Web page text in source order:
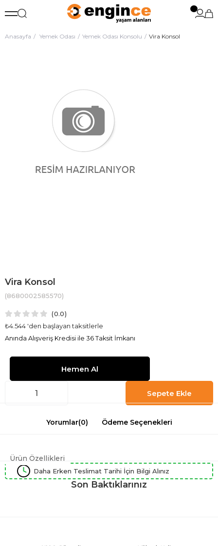
Anasayfa Yemek Odası Yemek Odası Konsolu Vira Konsol
Vira Konsol
(8680002585570)
0.0
₺4.544 'den başlayan taksitlerle
Anında Alışveriş Kredisi ile 36 Taksit İmkanı
Yorumlar(0) Ödeme Seçenekleri
Ürün Özellikleri
Daha Erken Teslimat Tarihi İçin Bilgi Alınız
Son Baktıklarınız